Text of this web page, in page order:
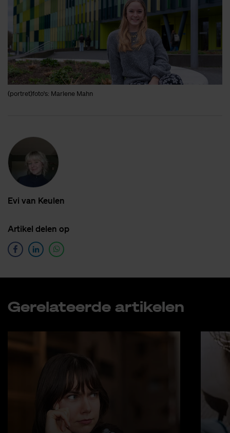
(portret)foto's: Marlene Mahn
Evi van Keu­len
Ar­ti­kel de­len op
Ge­re­la­teer­de ar­ti­ke­len